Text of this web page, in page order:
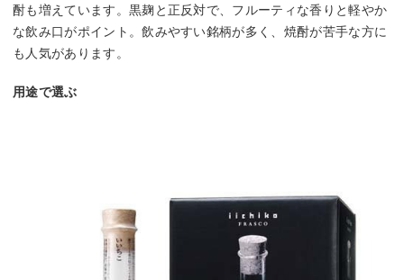
酎も増えています。黒麹と正反対で、フルーティな香りと軽やか
な飲み口がポイント。飲みやすい銘柄が多く、焼酎が苦手な方に
も人気があります。
用途で選ぶ